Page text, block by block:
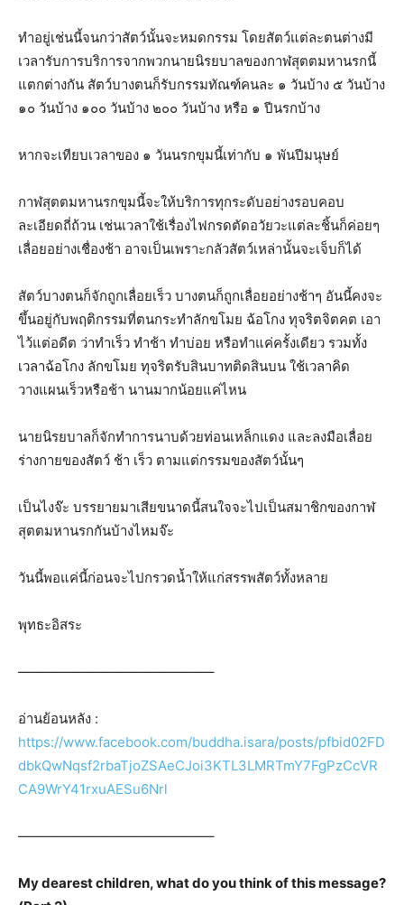
ทำอยู่เช่นนี้จนกว่าสัตว์นั้นจะหมดกรรม โดยสัตว์แต่ละตนต่างมี
เวลารับการบริการจากพวกนายนิรยบาลของกาฬสุตตมหานรกนี้
แตกต่างกัน สัตว์บางตนก็รับกรรมทัณฑ์คนละ ๑ วันบ้าง ๕ วันบ้าง
๑๐ วันบ้าง ๑๐๐ วันบ้าง ๒๐๐ วันบ้าง หรือ ๑ ปีนรกบ้าง
หากจะเทียบเวลาของ ๑ วันนรกขุมนี้เท่ากับ ๑ พันปีมนุษย์
กาฬสุตตมหานรกขุมนี้จะให้บริการทุกระดับอย่างรอบคอบ
ละเอียดถี่ถ้วน เช่นเวลาใช้เรื่องไฟกรดตัดอวัยวะแต่ละชิ้นก็ค่อยๆ
เลื่อยอย่างเชื่องช้า อาจเป็นเพราะกลัวสัตว์เหล่านั้นจะเจ็บก็ได้
สัตว์บางตนก็จักถูกเลื่อยเร็ว บางตนก็ถูกเลื่อยอย่างช้าๆ อันนี้คงจะ
ขึ้นอยู่กับพฤติกรรมที่ตนกระทำลักขโมย ฉ้อโกง ทุจริตจิตคต เอา
ไว้แต่อดีต ว่าทำเร็ว ทำช้า ทำบ่อย หรือทำแค่ครั้งเดียว รวมทั้ง
เวลาฉ้อโกง ลักขโมย ทุจริตรับสินบาทติดสินบน ใช้เวลาคิด
วางแผนเร็วหรือช้า นานมากน้อยแค่ไหน
นายนิรยบาลก็จักทำการนาบด้วยท่อนเหล็กแดง และลงมือเลื่อย
ร่างกายของสัตว์ ช้า เร็ว ตามแต่กรรมของสัตว์นั้นๆ
เป็นไงจ๊ะ บรรยายมาเสียขนาดนี้สนใจจะไปเป็นสมาชิกของกาฬ
สุตตมหานรกกันบ้างไหมจ๊ะ
วันนี้พอแค่นี้ก่อนจะไปกรวดน้ำให้แก่สรรพสัตว์ทั้งหลาย
พุทธะอิสระ
——————————————–
อ่านย้อนหลัง :
https://www.facebook.com/buddha.isara/posts/pfbid02FD
dbkQwNqsf2rbaTjoZSAeCJoi3KTL3LMRTmY7FgPzCcVR
CA9WrY41rxuAESu6Nrl
——————————————–
My dearest children, what do you think of this message?